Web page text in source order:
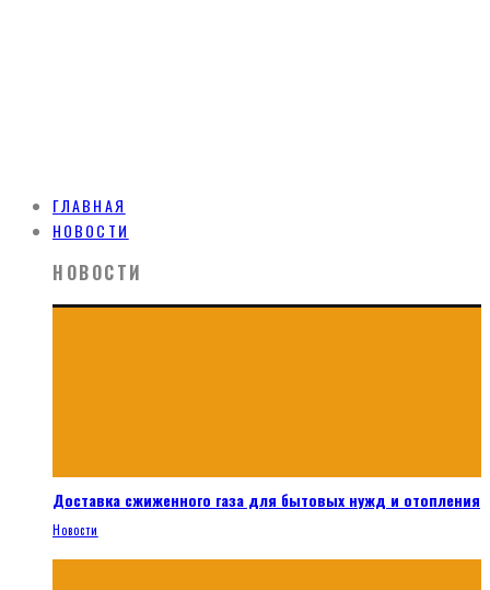
ГЛАВНАЯ
НОВОСТИ
НОВОСТИ
Доставка сжиженного газа для бытовых нужд и отопления
Новости